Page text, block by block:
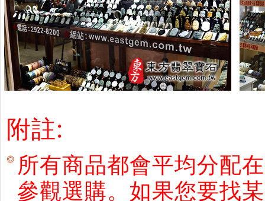
附註:
所有商品都會平均分配
參觀選購。如果您要找